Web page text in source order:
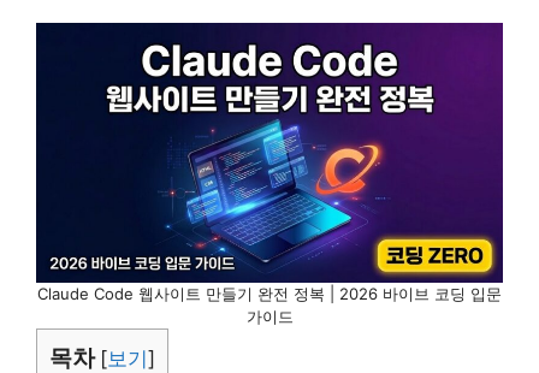
Claude Code 웹사이트 만들기 완전 정복 | 2026 바이브 코딩 입문
가이드
목차 [보기]